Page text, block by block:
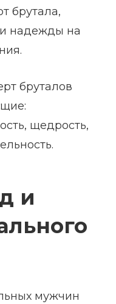
брутала,
надежды на
бруталов
щедрость,
и
мужчин